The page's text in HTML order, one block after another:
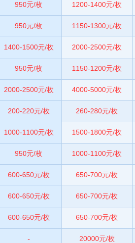
950元/枚 1200-1400元/枚
950元/枚 1150-1300元/枚
1400-1500元/枚 2000-2500元/枚
950元/枚 1150-1200元/枚
2000-2500元/枚 4000-5000元/枚
200-220元/枚 260-280元/枚
1000-1100元/枚 1500-1800元/枚
950元/枚 1000-1100元/枚
600-650元/枚 650-700元/枚
600-650元/枚 650-700元/枚
600-650元/枚 650-700元/枚
- 20000元/枚